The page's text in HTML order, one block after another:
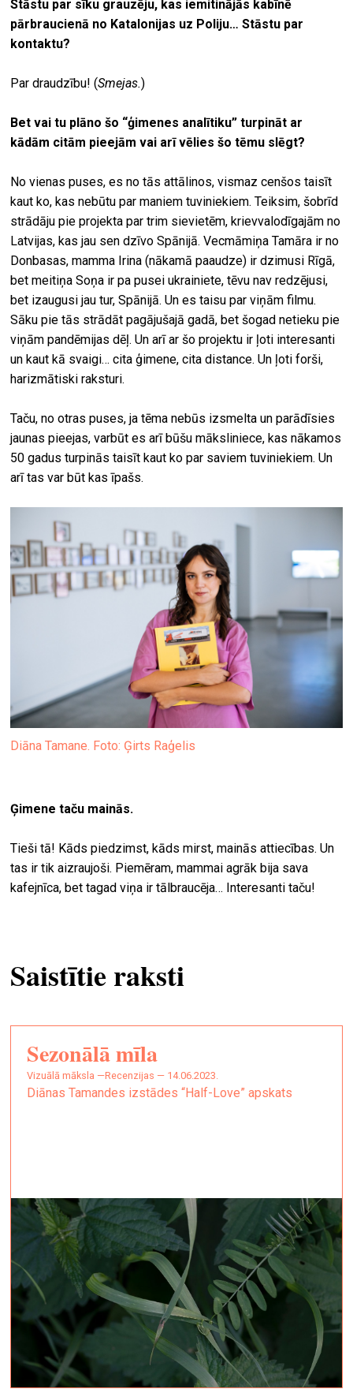
Stāstu par sīku grauzēju, kas iemitinājās kabīnē
pārbraucienā no Katalonijas uz Poliju… Stāstu par
kontaktu?
Par draudzību! (Smejas.)
Bet vai tu plāno šo “ģimenes analītiku” turpināt ar
kādām citām pieejām vai arī vēlies šo tēmu slēgt?
No vienas puses, es no tās attālinos, vismaz cenšos taisīt
kaut ko, kas nebūtu par maniem tuviniekiem. Teiksim, šobrīd
strādāju pie projekta par trim sievietēm, krievvalodīgajām no
Latvijas, kas jau sen dzīvo Spānijā. Vecmāmiņa Tamāra ir no
Donbasas, mamma Irina (nākamā paaudze) ir dzimusi Rīgā,
bet meitiņa Soņa ir pa pusei ukrainiete, tēvu nav redzējusi,
bet izaugusi jau tur, Spānijā. Un es taisu par viņām filmu.
Sāku pie tās strādāt pagājušajā gadā, bet šogad netieku pie
viņām pandēmijas dēļ. Un arī ar šo projektu ir ļoti interesanti
un kaut kā svaigi… cita ģimene, cita distance. Un ļoti forši,
harizmātiski raksturi.
Taču, no otras puses, ja tēma nebūs izsmelta un parādīsies
jaunas pieejas, varbūt es arī būšu māksliniece, kas nākamos
50 gadus turpinās taisīt kaut ko par saviem tuviniekiem. Un
arī tas var būt kas īpašs.
Diāna Tamane. Foto: Ģirts Raģelis
Ģimene taču mainās.
Tieši tā! Kāds piedzimst, kāds mirst, mainās attiecības. Un
tas ir tik aizraujoši. Piemēram, mammai agrāk bija sava
kafejnīca, bet tagad viņa ir tālbraucēja… Interesanti taču!
Saistītie raksti
Sezonālā mīla
vizuālā māksla —Recenzijas — 14.06.2023.
Diānas Tamandes izstādes “Half-Love” apskats